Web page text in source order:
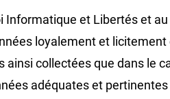
et Libertés et au
loyalement et licitement
ainsi collectées que dans le
adéquates et